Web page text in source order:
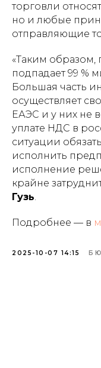
торговли
но и любые
отправляющие
«Таким образом,
подпадает 99 %
Большая часть
осуществляет
ЕАЭС и у них не
уплате НДС в
ситуации
исполнить
исполнение
крайне
Гузь.
Подробнее — в
2025-10-07 14:15